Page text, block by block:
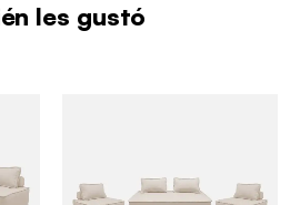
les gustó